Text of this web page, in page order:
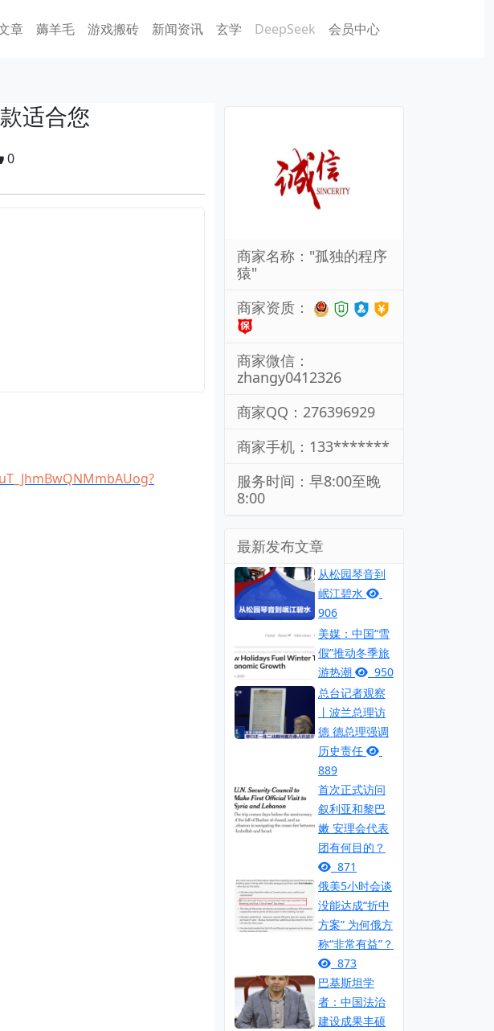
章 薅羊毛 游戏搬砖 新闻资讯 玄学 DeepSeek 会员中心
适合您
0
商家名称："孤独的程序
猿"
商家资质：
商家微信：
zhangy0412326
商家QQ：276396929
商家手机：133*******
服务时间：早8:00至晚
8:00
最新发布文章
从松园琴音到
岷江碧水
906
美媒：中国“雪
假”推动冬季旅
游热潮
950
总台记者观察
丨波兰总理访
德 德总理强调
历史责任
889
首次正式访问
叙利亚和黎巴
嫩 安理会代表
团有何目的？
871
俄美5小时会谈
没能达成“折中
方案” 为何俄方
称“非常有益”？
873
巴基斯坦学
者：中国法治
建设成果丰硕